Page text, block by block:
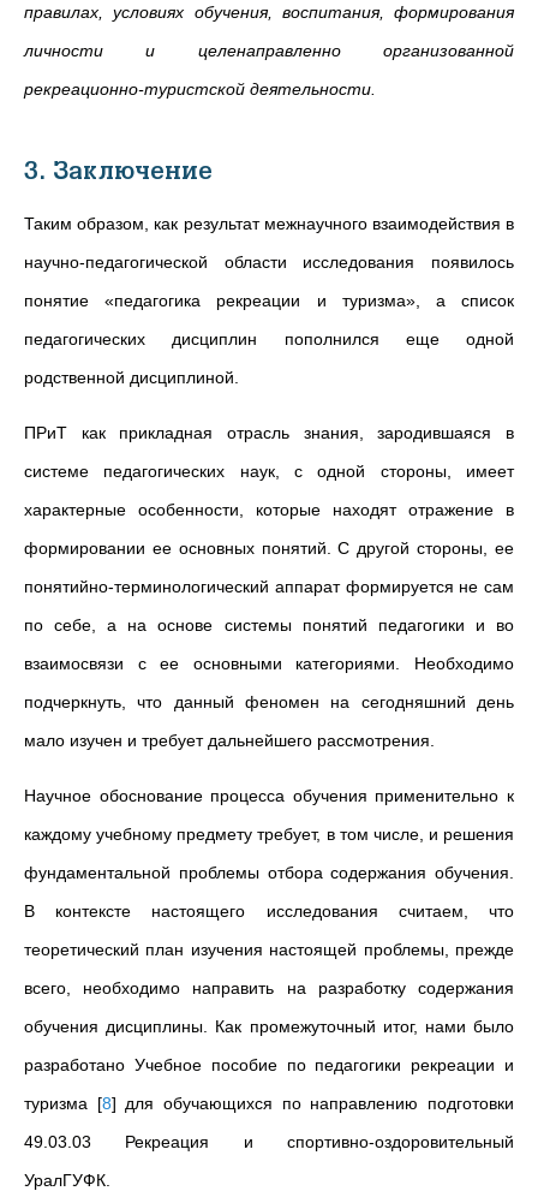
правилах, условиях обучения, воспитания, формирования
личности и целенаправленно организованной
рекреационно-туристской деятельности.
3. Заключение
Таким образом, как результат межнаучного взаимодействия в
научно-педагогической области исследования появилось
понятие «педагогика рекреации и туризма», а список
педагогических дисциплин пополнился еще одной
родственной дисциплиной.
ПРиТ как прикладная отрасль знания, зародившаяся в
системе педагогических наук, с одной стороны, имеет
характерные особенности, которые находят отражение в
формировании ее основных понятий. С другой стороны, ее
понятийно-терминологический аппарат формируется не сам
по себе, а на основе системы понятий педагогики и во
взаимосвязи с ее основными категориями. Необходимо
подчеркнуть, что данный феномен на сегодняшний день
мало изучен и требует дальнейшего рассмотрения.
Научное обоснование процесса обучения применительно к
каждому учебному предмету требует, в том числе, и решения
фундаментальной проблемы отбора содержания обучения.
В контексте настоящего исследования считаем, что
теоретический план изучения настоящей проблемы, прежде
всего, необходимо направить на разработку содержания
обучения дисциплины. Как промежуточный итог, нами было
разработано Учебное пособие по педагогики рекреации и
туризма [8] для обучающихся по направлению подготовки
49.03.03 Рекреация и спортивно-оздоровительный
УралГУФК.